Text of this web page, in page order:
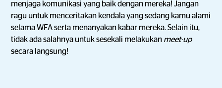
menjaga komunikasi yang baik dengan mereka! Jangan
ragu untuk menceritakan kendala yang sedang kamu alami
selama WFA serta menanyakan kabar mereka. Selain itu,
tidak ada salahnya untuk sesekali melakukan meet-up
secara langsung!